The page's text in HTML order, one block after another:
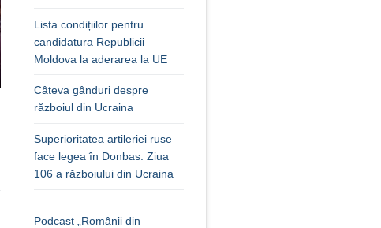
Lista condițiilor pentru
candidatura Republicii
Moldova la aderarea la UE
Câteva gânduri despre
războiul din Ucraina
Superioritatea artileriei ruse
face legea în Donbas. Ziua
106 a războiului din Ucraina
Podcast „Românii din